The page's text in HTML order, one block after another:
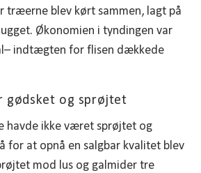
træerne blev kørt sammen, lagt på
Økonomien i tyndingen var
indtægten for flisen dækkede
gødsket og sprøjtet
havde ikke været sprøjtet og
for at opnå en salgbar kvalitet blev
mod lus og galmider tre